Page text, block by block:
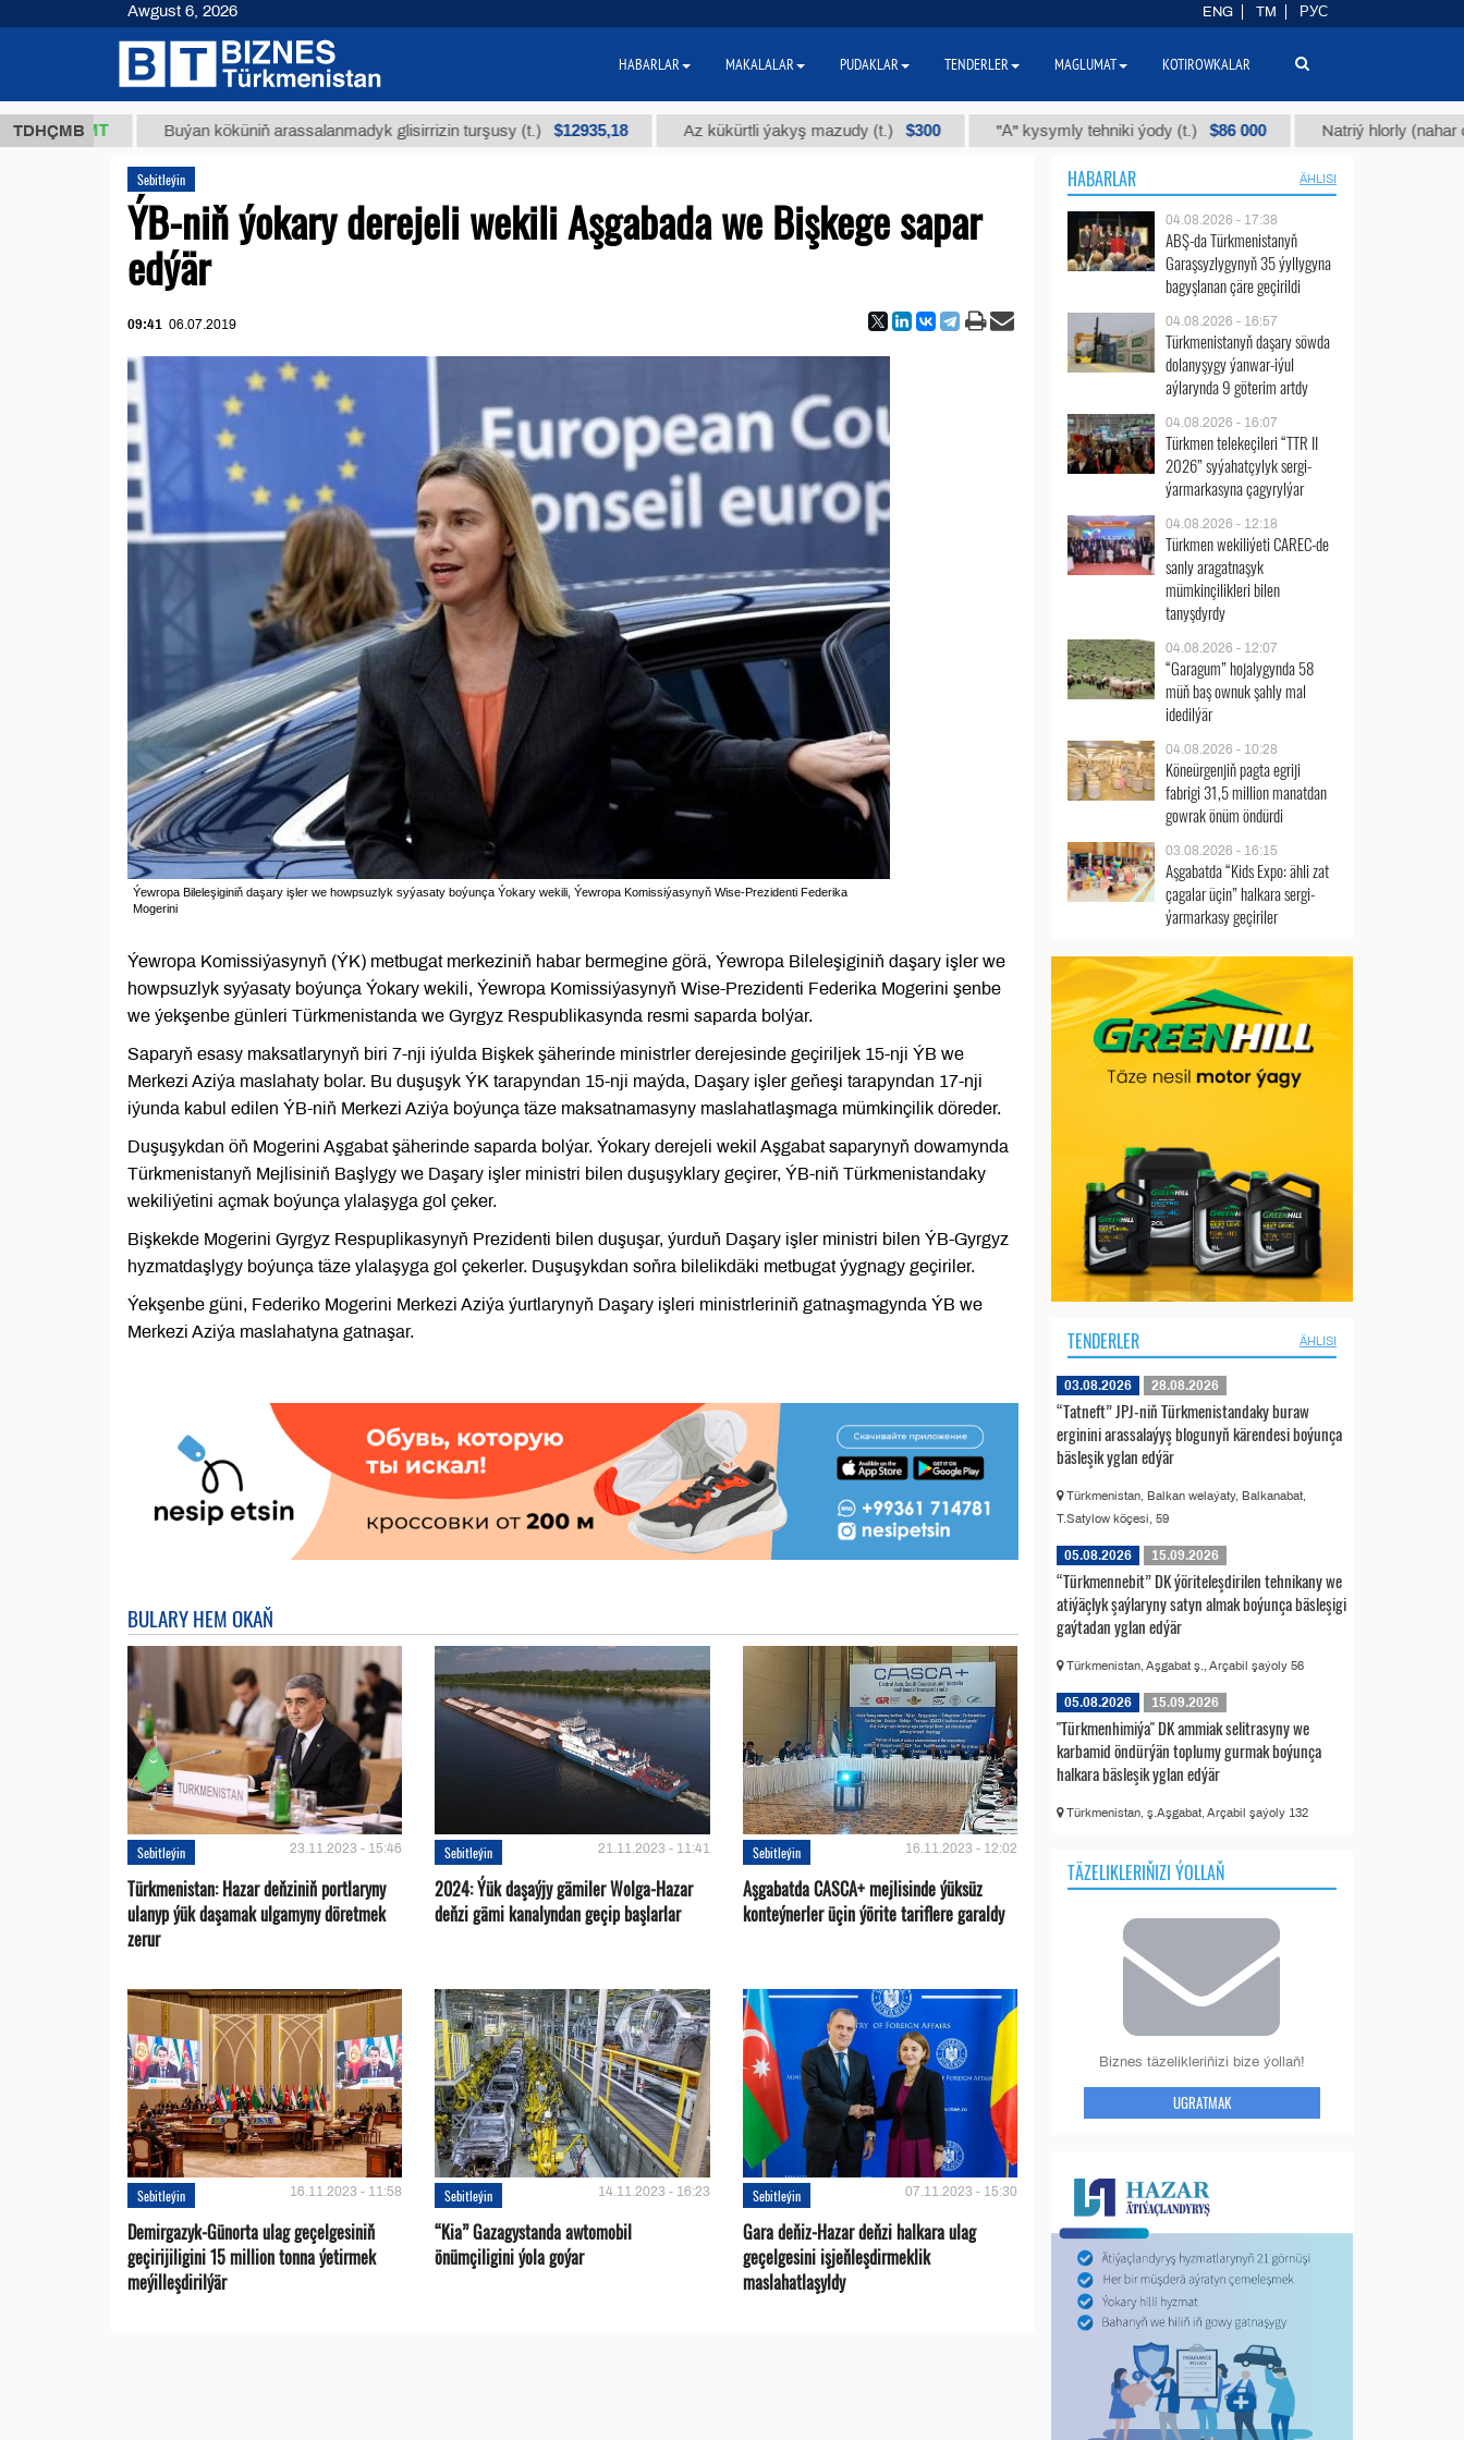
TDHÇMB
ТМТ Buýan köküniň arassalanmadyk glisirrizin turşusy (t.) $12935,18 Az kükürtli ýakyş mazudy (t.) $300 "А" kysymly tehniki ýody (t.) $86 000 Natriý hlorly (nahar duzy)
Sebitleýin
ÝB-niň ýokary derejeli wekili Aşgabada we Bişkege sapar
edýär
09:41 06.07.2019
Ýewropa Bileleşiginiň daşary işler we howpsuzlyk syýasaty boýunça Ýokary wekili, Ýewropa Komissiýasynyň Wise-Prezidenti Federika
Mogerini
Ýewropa Komissiýasynyň (ÝK) metbugat merkeziniň habar bermegine görä, Ýewropa Bileleşiginiň daşary işler we
howpsuzlyk syýasaty boýunça Ýokary wekili, Ýewropa Komissiýasynyň Wise-Prezidenti Federika Mogerini şenbe
we ýekşenbe günleri Türkmenistanda we Gyrgyz Respublikasynda resmi saparda bolýar.
Saparyň esasy maksatlarynyň biri 7-nji iýulda Bişkek şäherinde ministrler derejesinde geçiriljek 15-nji ÝB we
Merkezi Aziýa maslahaty bolar. Bu duşuşyk ÝK tarapyndan 15-nji maýda, Daşary işler geňeşi tarapyndan 17-nji
iýunda kabul edilen ÝB-niň Merkezi Aziýa boýunça täze maksatnamasyny maslahatlaşmaga mümkinçilik döreder.
Duşuşykdan öň Mogerini Aşgabat şäherinde saparda bolýar. Ýokary derejeli wekil Aşgabat saparynyň dowamynda
Türkmenistanyň Mejlisiniň Başlygy we Daşary işler ministri bilen duşuşyklary geçirer, ÝB-niň Türkmenistandaky
wekiliýetini açmak boýunça ylalaşyga gol çeker.
Bişkekde Mogerini Gyrgyz Respuplikasynyň Prezidenti bilen duşuşar, ýurduň Daşary işler ministri bilen ÝB-Gyrgyz
hyzmatdaşlygy boýunça täze ylalaşyga gol çekerler. Duşuşykdan soňra bilelikdäki metbugat ýygnagy geçiriler.
Ýekşenbe güni, Federiko Mogerini Merkezi Aziýa ýurtlarynyň Daşary işleri ministrleriniň gatnaşmagynda ÝB we
Merkezi Aziýa maslahatyna gatnaşar.
BULARY HEM OKAŇ
Sebitleýin 23.11.2023 - 15:46
Türkmenistan: Hazar deňziniň portlaryny
ulanyp ýük daşamak ulgamyny döretmek
zerur
Sebitleýin 21.11.2023 - 11:41
2024: Ýük daşaýjy gämiler Wolga-Hazar
deňzi gämi kanalyndan geçip başlarlar
Sebitleýin 16.11.2023 - 12:02
Aşgabatda CASCA+ mejlisinde ýüksüz
konteýnerler üçin ýörite tariflere garaldy
Sebitleýin 16.11.2023 - 11:58
Demirgazyk-Günorta ulag geçelgesiniň
geçirijiligini 15 million tonna ýetirmek
meýilleşdirilýär
Sebitleýin 14.11.2023 - 16:23
“Kia” Gazagystanda awtomobil
önümçiligini ýola goýar
Sebitleýin 07.11.2023 - 15:30
Gara deňiz-Hazar deňzi halkara ulag
geçelgesini işjeňleşdirmeklik
maslahatlaşyldy
HABARLAR ÄHLISI
04.08.2026 - 17:38
ABŞ-da Türkmenistanyň
Garaşsyzlygynyň 35 ýyllygyna
bagyşlanan çäre geçirildi
04.08.2026 - 16:57
Türkmenistanyň daşary söwda
dolanyşygy ýanwar-iýul
aýlarynda 9 göterim artdy
04.08.2026 - 16:07
Türkmen telekeçileri “TTR II
2026” syýahatçylyk sergi-
ýarmarkasyna çagyrylýar
04.08.2026 - 12:18
Türkmen wekiliýeti CAREC-de
sanly aragatnaşyk
mümkinçilikleri bilen
tanyşdyrdy
04.08.2026 - 12:07
“Garagum” hojalygynda 58
müň baş ownuk şahly mal
idedilýär
04.08.2026 - 10:28
Köneürgenjiň pagta egriji
fabrigi 31,5 million manatdan
gowrak önüm öndürdi
03.08.2026 - 16:15
Aşgabatda “Kids Expo: ähli zat
çagalar üçin” halkara sergi-
ýarmarkasy geçiriler
TENDERLER ÄHLISI
03.08.2026 28.08.2026
“Tatneft” JPJ-niň Türkmenistandaky buraw
erginini arassalaýyş blogunyň kärendesi boýunça
bäsleşik yglan edýär
Türkmenistan, Balkan welaýaty, Balkanabat,
T.Satylow köçesi, 59
05.08.2026 15.09.2026
“Türkmennebit” DK ýöriteleşdirilen tehnikany we
atiýäçlyk şaýlaryny satyn almak boýunça bäsleşigi
gaýtadan yglan edýär
Türkmenistan, Aşgabat ş., Arçabil şaýoly 56
05.08.2026 15.09.2026
"Türkmenhimiýa" DK ammiak selitrasyny we
karbamid öndürýän toplumy gurmak boýunça
halkara bäsleşik yglan edýär
Türkmenistan, ş.Aşgabat, Arçabil şaýoly 132
TÄZELIKLERIŇIZI ÝOLLAŇ
Biznes täzelikleriňizi bize ýollaň!
UGRATMAK
Awgust 6, 2026 ENG TM РУС
HABARLAR MAKALALAR PUDAKLAR TENDERLER MAGLUMAT KOTIROWKALAR